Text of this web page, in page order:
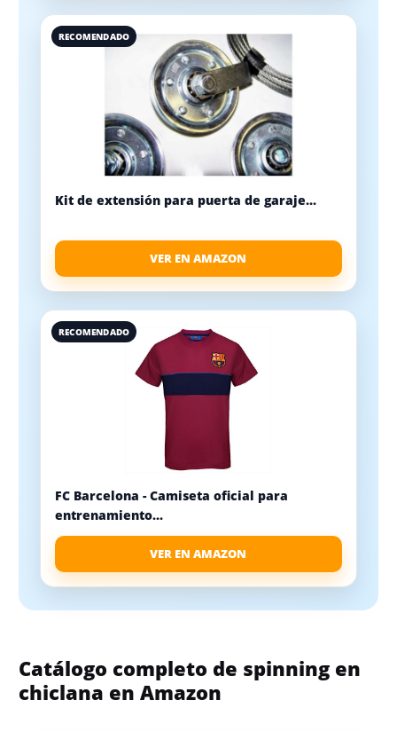
RECOMENDADO
Kit de extensión para puerta de garaje...
VER EN AMAZON
RECOMENDADO
FC Barcelona - Camiseta oficial para
entrenamiento...
VER EN AMAZON
Catálogo completo de spinning en
chiclana en Amazon